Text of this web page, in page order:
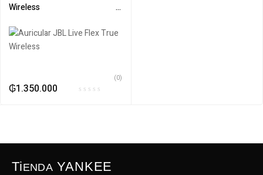
Wireless‎ ‎ ‎ ‎‎ ‎ ‎ ‎ ‎ ‎ ‎ ‎ ‎ ‎ ‎ ‎ ‎ ‎ ‎ ‎ ‎ ‎ ‎ ‎ ‎ ‎ ‎ ‎ ‎ ‎ ‎ ‎ ‎ ‎ ‎ ‎ ‎ ‎ ‎ ‎ ‎ ‎ ‎ ‎ ‎ ‎ ‎ ‎
₲1.350.000
(0)
TiENDA YANKEE